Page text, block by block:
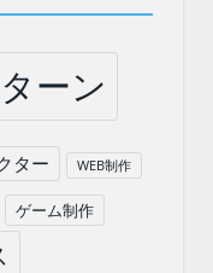
ーン
ター WEB制作
ゲーム制作